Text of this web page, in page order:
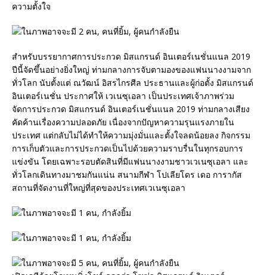
ความตั้งใจ
สำหรับบรรยากาศการประกวด มิสแกรนด์ อินเตอร์เนชั่นแนล 2019
ปีนี้จัดขึ้นอย่างยิ่งใหญ่ ท่ามกลางการจับตามองของแฟนนางงามจาก
ทั่วโลก นับตั้งแต่ ณวัฒน์ อิสรไกรศีล ประธานและผู้ก่อตั้ง มิสแกรนด์
อินเตอร์เนชั่น ประกาศให้ เวเนซุเอลา เป็นประเทศเจ้าภาพร่วม
จัดการประกวด มิสแกรนด์ อินเตอร์เนชั่นแนล 2019 ท่ามกลางเสียง
คัดค้านเรื่องความปลอดภัย เนื่องจากปัญหาความรุนแรงภายใน
ประเทศ แต่กลับไม่ได้ทำให้ความมุ่งมั่นและตั้งใจลดน้อยลง กิจกรรม
การเก็บตัวและการประกวดเป็นไปด้วยความราบรื่นในทุกรอบการ
แข่งขัน โดยเฉพาะรอบตัดสินที่มีแฟนนางงามชาวเวเนซุเอลา และ
ทั่วโลกเดินทางมาชมกันแน่น สนามกีฬา โปเลียโดร เดอ การากัส
สถานที่จัดงานที่ใหญ่ที่สุดของประเทศเวเนซุเอลา